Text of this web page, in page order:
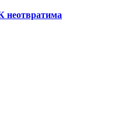
неотвратима